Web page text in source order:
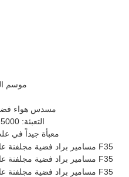
2. موسم
مسدس هواء فضي عيار 18، مسمار
1. التعبئة: 5000 قطعة/صندوق؛ 12 قطعة/صندوق
2. معبأة جيداً في